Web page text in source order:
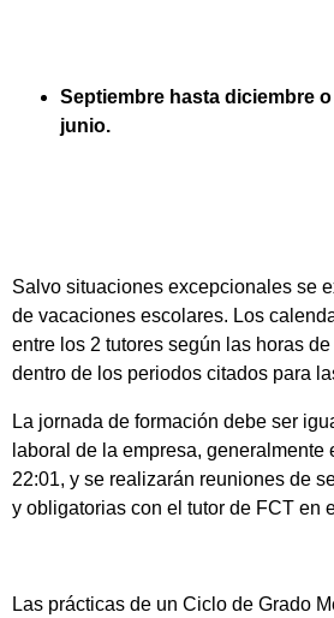
Septiembre hasta diciembre
junio.
Salvo situaciones excepcionales se
de vacaciones escolares. Los
entre los 2 tutores según las horas
dentro de los periodos citados para
La jornada de formación debe ser
laboral de la empresa, generalmente
22:01, y se realizarán reuniones de
y obligatorias con el tutor de FCT en
Las prácticas de un Ciclo de Grado